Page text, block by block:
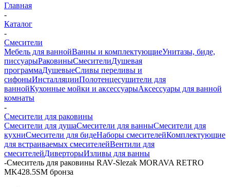
Главная
-
Каталог
-
Смесители
Мебель для ваннойВанны и комплектующиеУнитазы, биде,
писсуарыРаковиныСмесителиДушевая
программаДушевыеСливы переливы и
сифоныИнсталляцииПолотенцесушители для
ваннойКухонные мойки и аксессуарыАксессуары для ванной
комнаты
-
Смесители для раковины
Смесители для душаСмесители для ванныСмесители для
кухниСмесители для бидеНаборы смесителейКомплектующие
для встраиваемых смесителейВентили для
смесителейДиверторыИзливы для ванны
-Смеситель для раковины RAV-Slezak MORAVA RETRO
MK428.5SM бронза